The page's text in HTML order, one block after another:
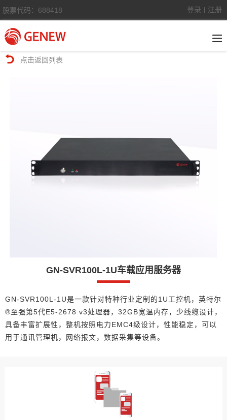
股票代码：688418 登录 注册
点击返回列表
GN-SVR100L-1U车载应用服务器
GN-SVR100L-1U是一款针对特种行业定制的1U工控机，英特尔
®至强第5代E5-2678 v3处理器，32GB宽温内存，少线缆设计，
具备丰富扩展性，整机按照电力EMC4级设计，性能稳定，可以
用于通讯管理机，网络报文，数据采集等设备。